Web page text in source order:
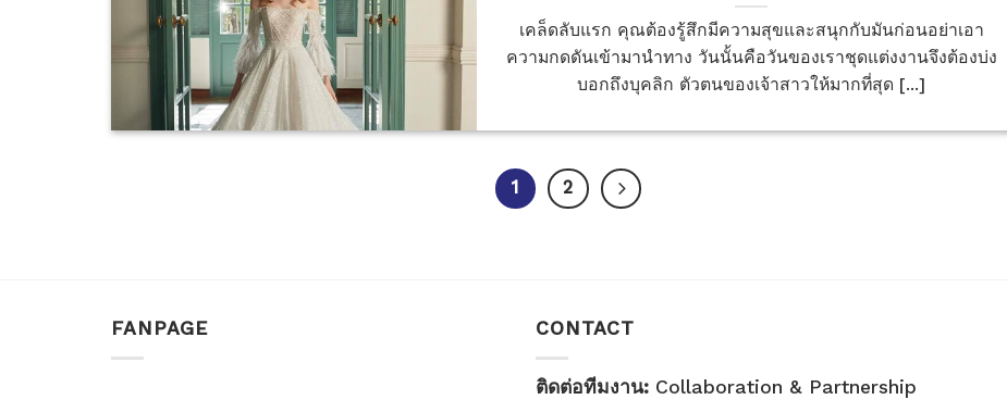
เคล็ดลับแรก คุณต้องรู้สึกมีความสุขและสนุกกับมันก่อนอย่าเอา
ความกดดันเข้ามานำทาง วันนั้นคือวันของเราชุดแต่งงานจึงต้องบ่ง
บอกถึงบุคลิก ตัวตนของเจ้าสาวให้มากที่สุด [...]
1 2
FANPAGE CONTACT
ติดต่อทีมงาน: Collaboration & Partnership